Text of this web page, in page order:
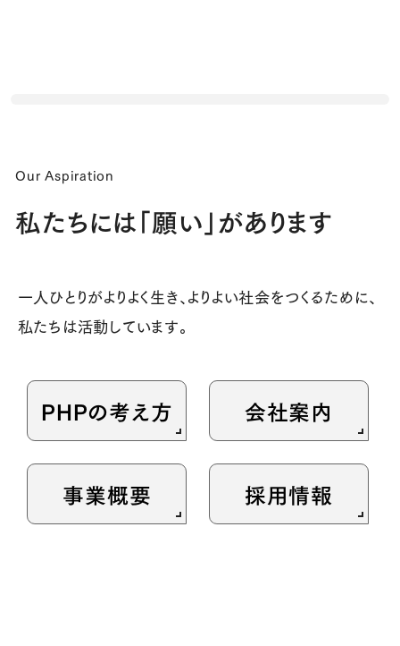
Our Aspiration
私たちには「願い」があります
一人ひとりがよりよく生き、よりよい社会をつくるために、
私たちは活動しています。
PHPの考え方 会社案内
事業概要 採用情報